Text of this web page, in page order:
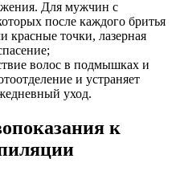
Для мужчин с
после каждого бритья
красные точки, лазерная
волос в подмышках и
и устраняет
уход.
к